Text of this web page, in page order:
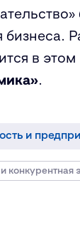
бизнеса.
в этом
.
и
конкурентная